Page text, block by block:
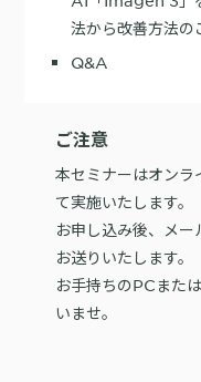
法から改善方法の
Q&A
ご注意
本セミナーはオン
て実施いたします。
お申し込み後、メ
お送りいたします。
お手持ちのPCまた
いませ。